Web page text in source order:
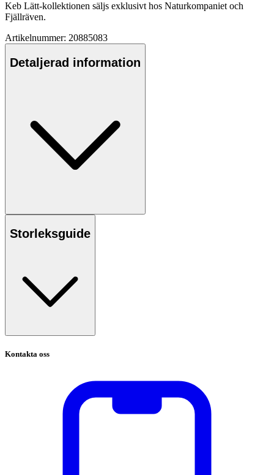
Keb Lätt-kollektionen säljs exklusivt hos Naturkompaniet och
Fjällräven.
Artikelnummer: 20885083
Detaljerad information
Storleksguide
Kontakta oss